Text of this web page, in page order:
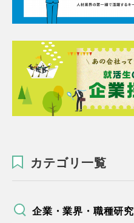
カテゴリ一覧
企業・業界・職種研究